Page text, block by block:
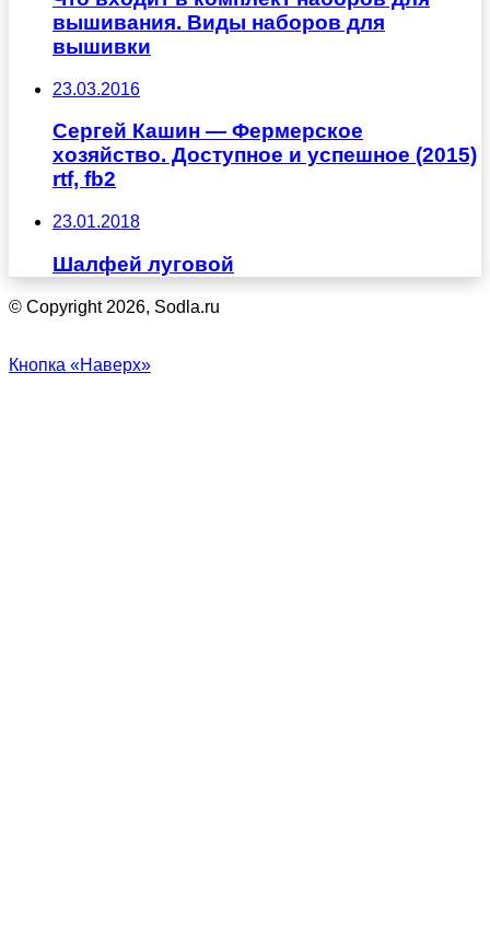
вышивания. Виды наборов для
вышивки
23.03.2016
Сергей Кашин — Фермерское
хозяйство. Доступное и успешное (2015)
rtf, fb2
23.01.2018
Шалфей луговой
© Copyright 2026, Sodla.ru
Кнопка «Наверх»